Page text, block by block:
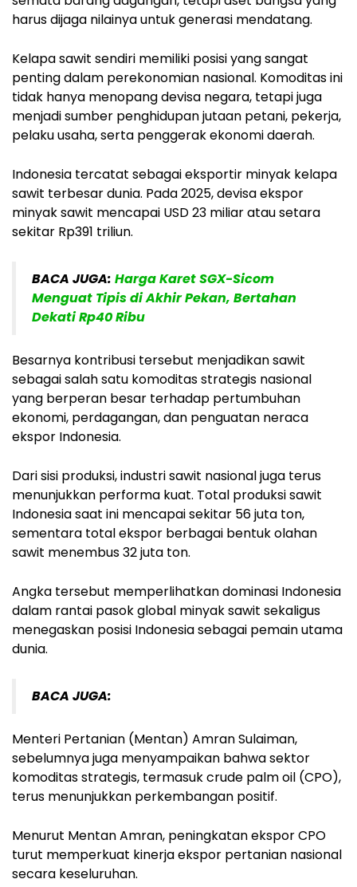
harus dijaga nilainya untuk generasi mendatang.
Kelapa sawit sendiri memiliki posisi yang sangat
penting dalam perekonomian nasional. Komoditas ini
tidak hanya menopang devisa negara, tetapi juga
menjadi sumber penghidupan jutaan petani, pekerja,
pelaku usaha, serta penggerak ekonomi daerah.
Indonesia tercatat sebagai eksportir minyak kelapa
sawit terbesar dunia. Pada 2025, devisa ekspor
minyak sawit mencapai USD 23 miliar atau setara
sekitar Rp391 triliun.
BACA JUGA: Harga Karet SGX-Sicom
Menguat Tipis di Akhir Pekan, Bertahan
Dekati Rp40 Ribu
Besarnya kontribusi tersebut menjadikan sawit
sebagai salah satu komoditas strategis nasional
yang berperan besar terhadap pertumbuhan
ekonomi, perdagangan, dan penguatan neraca
ekspor Indonesia.
Dari sisi produksi, industri sawit nasional juga terus
menunjukkan performa kuat. Total produksi sawit
Indonesia saat ini mencapai sekitar 56 juta ton,
sementara total ekspor berbagai bentuk olahan
sawit menembus 32 juta ton.
Angka tersebut memperlihatkan dominasi Indonesia
dalam rantai pasok global minyak sawit sekaligus
menegaskan posisi Indonesia sebagai pemain utama
dunia.
BACA JUGA:
Menteri Pertanian (Mentan) Amran Sulaiman,
sebelumnya juga menyampaikan bahwa sektor
komoditas strategis, termasuk crude palm oil (CPO),
terus menunjukkan perkembangan positif.
Menurut Mentan Amran, peningkatan ekspor CPO
turut memperkuat kinerja ekspor pertanian nasional
secara keseluruhan.